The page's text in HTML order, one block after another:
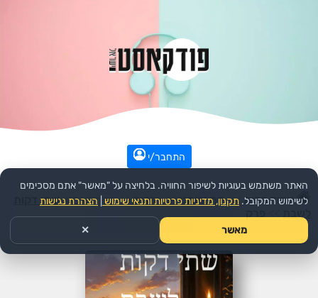
התחבר/י
עמוד הבית >> דת ורוחני >> יהדות >>הפודקאסט: שתי דקות
האתר משתמש בעוגיות לשיפור החוויה. בלחיצה על "מאשר" אתם מסכימים
לשימוש המקובל. תקנון, מדיניות פרטיות ותנאי שימוש הצהרת נגישות
מאשר ✕